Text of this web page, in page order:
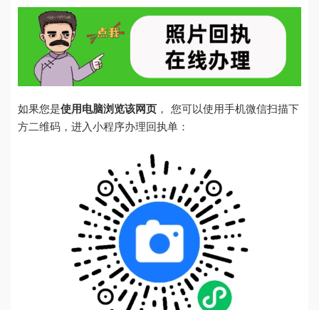
如果您是使用电脑浏览该网页 ， 您可以使用手机微信扫描下
方二维码，进入小程序办理回执单：